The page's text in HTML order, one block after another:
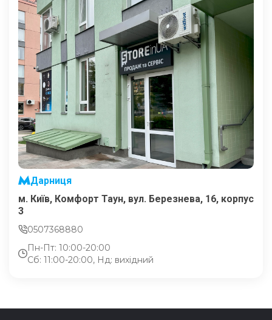
Дарниця
м. Київ, Комфорт Таун, вул. Березнева, 16, корпус
3
0507368880
Пн-Пт: 10:00-20:00
Сб: 11:00-20:00, Нд: вихідний